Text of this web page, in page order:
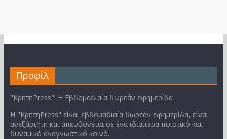
Προφίλ
"ΚρήτηPress": Η Εβδομαδιαία δωρεάν εφημερίδα
Η "ΚρήτηPress" είναι εβδομαδιαία δωρεάν εφημερίδα, είναι
ανεξάρτητη και απευθύνεται σε ένα ιδιαίτερα ποιοτικό και
δυναμικό αναγνωστικό κοινό.